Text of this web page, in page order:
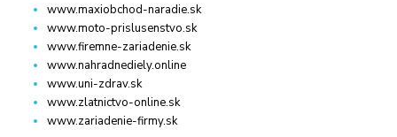
www.maxiobchod-naradie.sk
www.moto-prislusenstvo.sk
www.firemne-zariadenie.sk
www.nahradnediely.online
www.uni-zdrav.sk
www.zlatnictvo-online.sk
www.zariadenie-firmy.sk